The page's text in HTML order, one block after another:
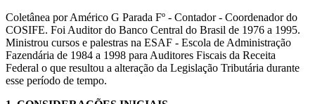
Coletânea por Américo G Parada Fº - Contador - Coordenador do
COSIFE. Foi Auditor do Banco Central do Brasil de 1976 a 1995.
Ministrou cursos e palestras na ESAF - Escola de Administração
Fazendária de 1984 a 1998 para Auditores Fiscais da Receita
Federal o que resultou a alteração da Legislação Tributária durante
esse período de tempo.